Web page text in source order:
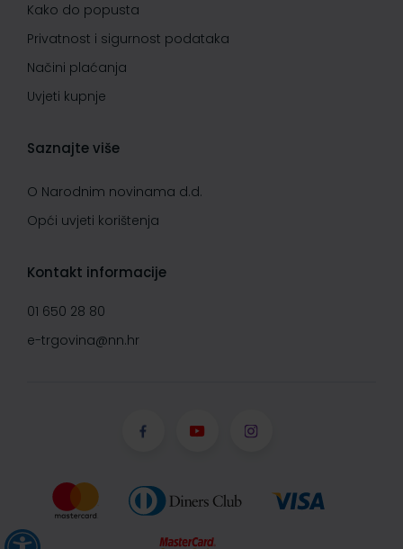
Kako do popusta
Privatnost i sigurnost podataka
Načini plaćanja
Uvjeti kupnje
Saznajte više
O Narodnim novinama d.d.
Opći uvjeti korištenja
Kontakt informacije
01 650 28 80
e-trgovina@nn.hr